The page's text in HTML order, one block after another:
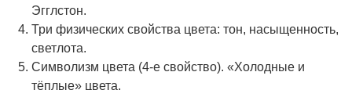
Эгглстон.
Три физических свойства цвета: тон, насыщенность,
светлота.
Символизм цвета (4-е свойство). «Холодные и
тёплые» цвета.